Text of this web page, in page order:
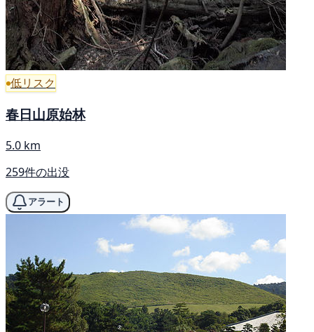
低リスク
春日山原始林
5.0 km
259件の出没
アラート